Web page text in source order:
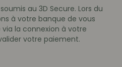
au 3D Secure. Lors du
à votre banque de vous
la connexion à votre
votre paiement.